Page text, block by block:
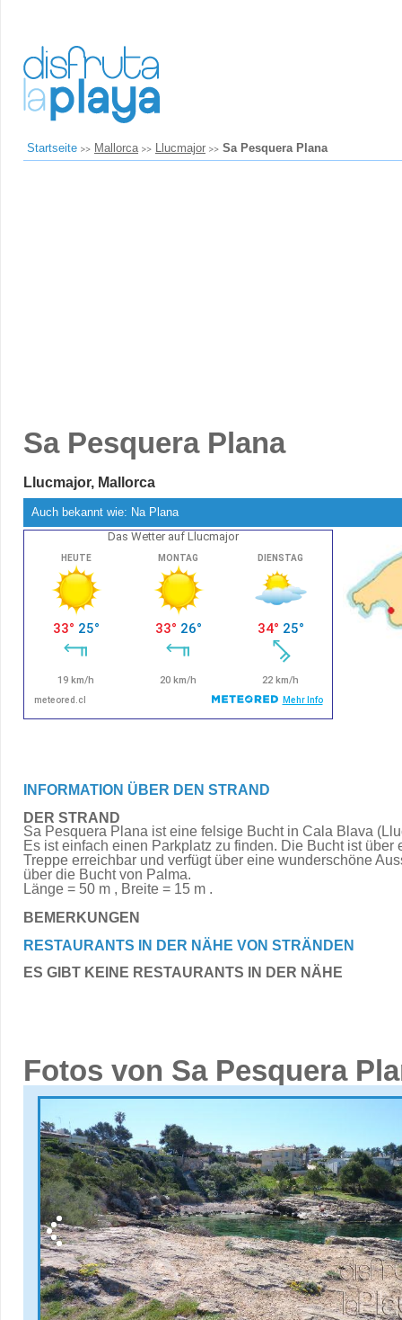
Startseite Mallorca Llucmajor Sa Pesquera Plana
Sa Pesquera Plana
Llucmajor, Mallorca
Auch bekannt wie: Na Plana
Das Wetter auf Llucmajor
INFORMATION ÜBER DEN STRAND
DER STRAND
Sa Pesquera Plana ist eine felsige Bucht in Cala Blava
Es ist einfach einen Parkplatz zu finden. Die Bucht ist über
Treppe erreichbar und verfügt über eine wunderschöne
über die Bucht von Palma.
Länge = 50 m , Breite = 15 m .
BEMERKUNGEN
RESTAURANTS IN DER NÄHE VON STRÄNDEN
ES GIBT KEINE RESTAURANTS IN DER NÄHE
Fotos von Sa Pesquera